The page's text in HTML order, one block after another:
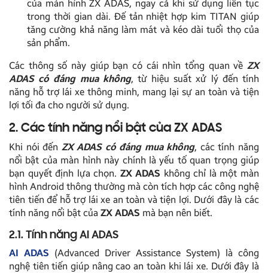
của màn hình ZX ADAS, ngay cả khi sử dụng liên tục
trong thời gian dài. Đế tản nhiệt hợp kim TITAN giúp
tăng cường khả năng làm mát và kéo dài tuổi thọ của
sản phẩm.
Các thông số này giúp bạn có cái nhìn tổng quan về ZX
ADAS có đáng mua không, từ hiệu suất xử lý đến tính
năng hỗ trợ lái xe thông minh, mang lại sự an toàn và tiện
lợi tối đa cho người sử dụng.
2. Các tính năng nổi bật của ZX ADAS
Khi nói đến ZX ADAS có đáng mua không, các tính năng
nổi bật của màn hình này chính là yếu tố quan trọng giúp
bạn quyết định lựa chọn. ZX ADAS không chỉ là một màn
hình Android thông thường mà còn tích hợp các công nghệ
tiên tiến để hỗ trợ lái xe an toàn và tiện lợi. Dưới đây là các
tính năng nổi bật của ZX ADAS mà bạn nên biết.
2.1. Tính năng AI ADAS
AI ADAS (Advanced Driver Assistance System) là công
nghệ tiên tiến giúp nâng cao an toàn khi lái xe. Dưới đây là